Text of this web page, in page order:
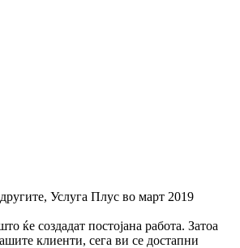
Услуга Плус во март 2019
ќе создадат постојана работа. Затоа
клиенти, сега ви се достапни